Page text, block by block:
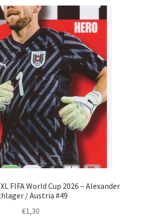
FIFA World Cup 2026 – Alexander
/ Austria #49
€1,30